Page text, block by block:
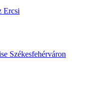
Ercsi
Székesfehérváron